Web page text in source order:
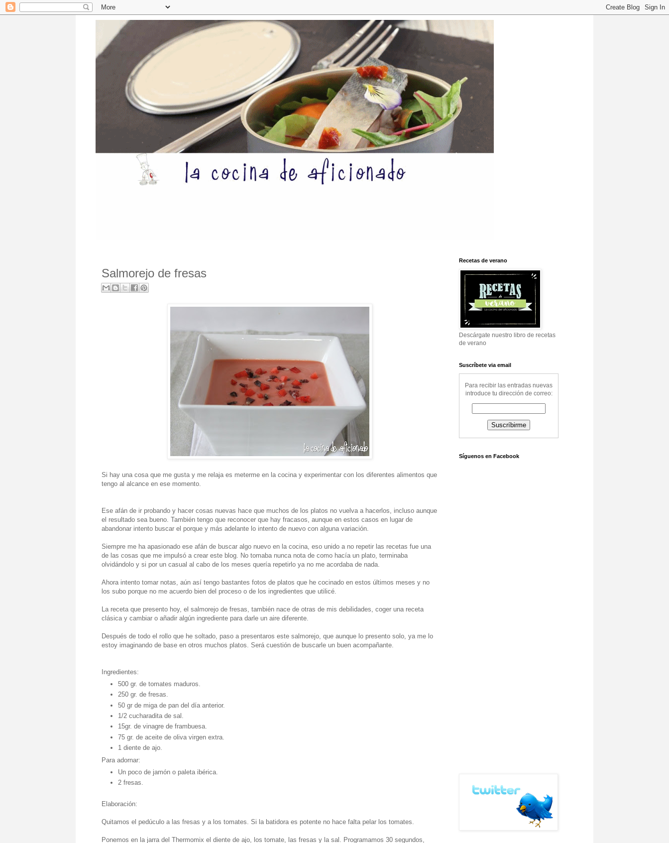
Salmorejo de fresas
Si hay una cosa que me gusta y me relaja es meterme en la cocina y experimentar con los diferentes alimentos que
tengo al alcance en ese momento.
Ese afán de ir probando y hacer cosas nuevas hace que muchos de los platos no vuelva a hacerlos, incluso aunque
el resultado sea bueno. También tengo que reconocer que hay fracasos, aunque en estos casos en lugar de
abandonar intento buscar el porque y más adelante lo intento de nuevo con alguna variación.
Siempre me ha apasionado ese afán de buscar algo nuevo en la cocina, eso unido a no repetir las recetas fue una
de las cosas que me impulsó a crear este blog. No tomaba nunca nota de como hacía un plato, terminaba
olvidándolo y si por un casual al cabo de los meses quería repetirlo ya no me acordaba de nada.
Ahora intento tomar notas, aún así tengo bastantes fotos de platos que he cocinado en estos últimos meses y no
los subo porque no me acuerdo bien del proceso o de los ingredientes que utilicé.
La receta que presento hoy, el salmorejo de fresas, también nace de otras de mis debilidades, coger una receta
clásica y cambiar o añadir algún ingrediente para darle un aire diferente.
Después de todo el rollo que he soltado, paso a presentaros este salmorejo, que aunque lo presento solo, ya me lo
estoy imaginando de base en otros muchos platos. Será cuestión de buscarle un buen acompañante.
Ingredientes:
500 gr. de tomates maduros.
250 gr. de fresas.
50 gr de miga de pan del día anterior.
1/2 cucharadita de sal.
15gr. de vinagre de frambuesa.
75 gr. de aceite de oliva virgen extra.
1 diente de ajo.
Para adornar:
Un poco de jamón o paleta ibérica.
2 fresas.
Elaboración:
Quitamos el pedúculo a las fresas y a los tomates. Si la batidora es potente no hace falta pelar los tomates.
Ponemos en la jarra del Thermomix el diente de ajo, los tomate, las fresas y la sal. Programamos 30 segundos,
Recetas de verano
Descárgate nuestro libro de recetas
de verano
Suscríbete via email
Para recibir las entradas nuevas
introduce tu dirección de correo:
Síguenos en Facebook